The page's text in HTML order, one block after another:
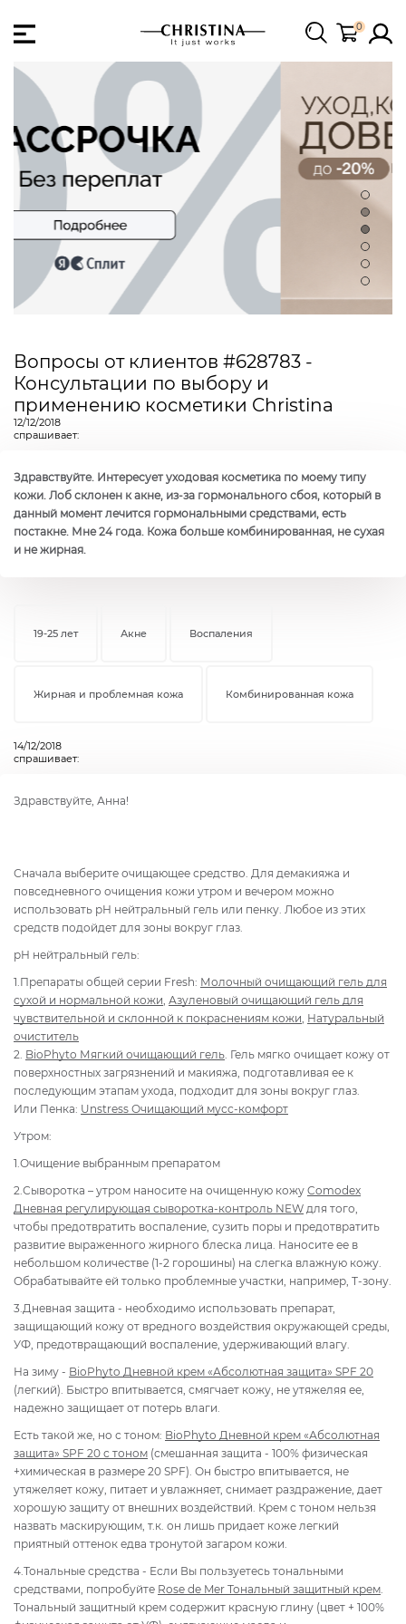
0
Вопросы от клиентов #628783 -
Консультации по выбору и
применению косметики Christina
12/12/2018
спрашивает:
Здравствуйте. Интересует уходовая косметика по моему типу
кожи. Лоб склонен к акне, из-за гормонального сбоя, который в
данный момент лечится гормональными средствами, есть
постакне. Мне 24 года. Кожа больше комбинированная, не сухая
и не жирная.
19-25 лет Акне Воспаления
Жирная и проблемная кожа Комбинированная кожа
14/12/2018
спрашивает:
Здравствуйте, Анна!
Сначала выберите очищающее средство. Для демакияжа и
повседневного очищения кожи утром и вечером можно
использовать рН нейтральный гель или пенку. Любое из этих
средств подойдет для зоны вокруг глаз.
рН нейтральный гель:
1.Препараты общей серии Fresh: Молочный очищающий гель для
сухой и нормальной кожи Азуленовый очищающий гель для
чувствительной и склонной к покраснениям кожи Натуральный
очиститель
2. BioPhyto Мягкий очищающий гель . Гель мягко очищает кожу от
поверхностных загрязнений и макияжа, подготавливая ее к
последующим этапам ухода, подходит для зоны вокруг глаз.
Или Пенка: Unstress Очищающий мусс-комфорт
Утром:
1.Очищение выбранным препаратом
2.Сыворотка – утром наносите на очищенную кожу Comodex
Дневная регулирующая сыворотка-контроль NEW для того,
чтобы предотвратить воспаление, сузить поры и предотвратить
развитие выраженного жирного блеска лица. Наносите ее в
небольшом количестве (1-2 горошины) на слегка влажную кожу.
Обрабатывайте ей только проблемные участки, например, Т-зону.
3.Дневная защита - необходимо использовать препарат,
защищающий кожу от вредного воздействия окружающей среды,
УФ, предотвращающий воспаление, удерживающий влагу.
На зиму - BioPhyto Дневной крем «Абсолютная защита» SPF 20
(легкий). Быстро впитывается, смягчает кожу, не утяжеляя ее,
надежно защищает от потерь влаги.
Есть такой же, но с тоном: BioPhyto Дневной крем «Абсолютная
защита» SPF 20 с тоном (смешанная защита - 100% физическая
+химическая в размере 20 SPF). Он быстро впитывается, не
утяжеляет кожу, питает и увлажняет, снимает раздражение, дает
хорошую защиту от внешних воздействий. Крем с тоном нельзя
назвать маскирующим, т.к. он лишь придает коже легкий
приятный оттенок едва тронутой загаром кожи.
4.Тональные средства - Если Вы пользуетесь тональными
средствами, попробуйте Rose de Mer Тональный защитный крем
Тональный защитный крем содержит красную глину (цвет + 100%